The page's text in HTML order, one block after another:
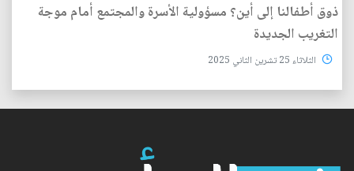
ذوق أطفالنا إلى أين؟ مسؤولية الأسرة والمجتمع أمام موجة
التغريب الجديدة
الثلاثاء 25 تشرين الثاني 2025